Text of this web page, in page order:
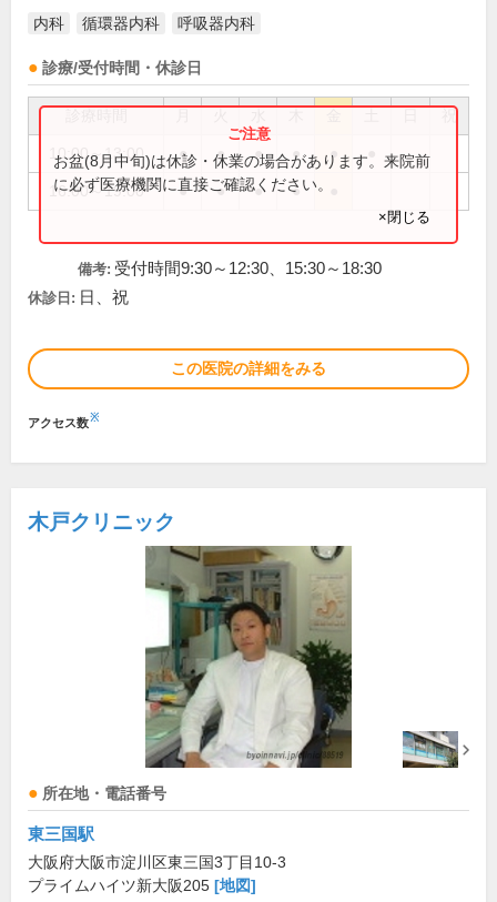
内科 循環器内科 呼吸器内科
診療/受付時間・休診日
祝
10:00～13:00 ● ● ● ● ●
16:00～19:00 ● ● ● ●
お盆(8月中旬)は休診・休業の場合があります。来院前
に必ず医療機関に直接ご確認ください。
×閉じる
備考: 受付時間9:30～12:30、15:30～18:30
休診日: 日、祝
この医院の詳細をみる
アクセス数※
木戸クリニック
所在地・電話番号
東三国駅
大阪府大阪市淀川区東三国3丁目10-3
プライムハイツ新大阪205 [地図]